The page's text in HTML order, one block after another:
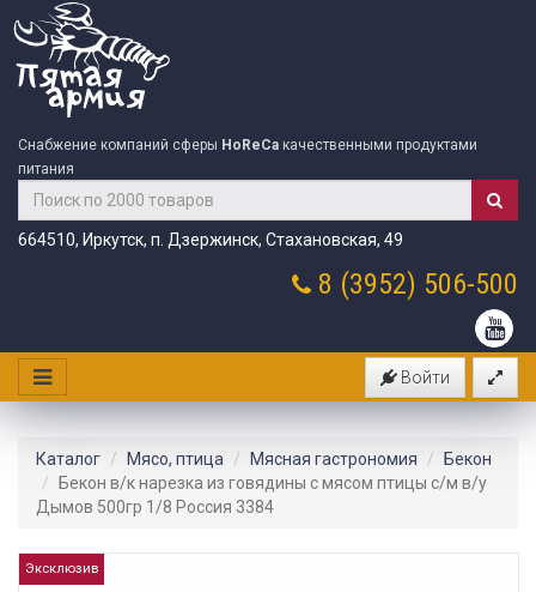
Снабжение компаний сферы HoReCa качественными продуктами
питания
664510, Иркутск, п. Дзержинск, Стахановская, 49
8 (3952) 506-500
Войти
Каталог Мясо, птица Мясная гастрономия
Бекон
Бекон в/к нарезка из говядины с мясом птицы с/м в/у
Дымов 500гр 1/8 Россия 3384
Эксклюзив